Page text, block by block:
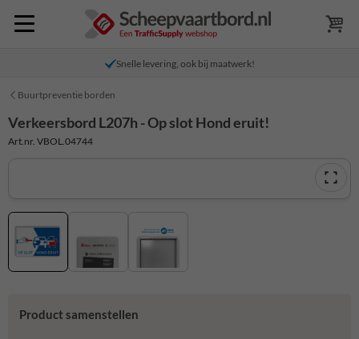
Snelle levering, ook bij maatwerk!
Buurtpreventie borden
Verkeersbord L207h - Op slot Hond eruit!
Art.nr. VBOL.04744
Product samenstellen